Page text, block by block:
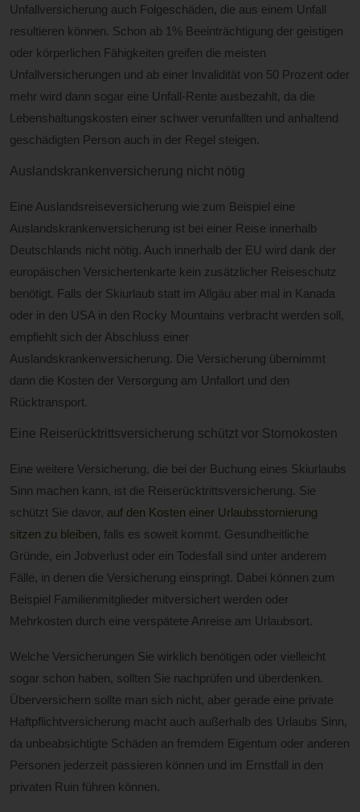
Unfallversicherung auch Folgeschäden, die aus einem Unfall
resultieren können. Schon ab 1% Beeinträchtigung der geistigen
oder körperlichen Fähigkeiten greifen die meisten
Unfallversicherungen und ab einer Invalidität von 50 Prozent oder
mehr wird dann sogar eine Unfall-Rente ausbezahlt, da die
Lebenshaltungskosten einer schwer verunfallten und anhaltend
geschädigten Person auch in der Regel steigen.
Auslandskrankenversicherung nicht nötig
Eine Auslandsreiseversicherung wie zum Beispiel eine
Auslandskrankenversicherung ist bei einer Reise innerhalb
Deutschlands nicht nötig. Auch innerhalb der EU wird dank der
europäischen Versichertenkarte kein zusätzlicher Reiseschutz
benötigt. Falls der Skiurlaub statt im Allgäu aber mal in Kanada
oder in den USA in den Rocky Mountains verbracht werden soll,
empfiehlt sich der Abschluss einer
Auslandskrankenversicherung. Die Versicherung übernimmt
dann die Kosten der Versorgung am Unfallort und den
Rücktransport.
Eine Reiserücktrittsversicherung schützt vor Stornokosten
Eine weitere Versicherung, die bei der Buchung eines Skiurlaubs
Sinn machen kann, ist die Reiserücktrittsversicherung. Sie
schützt Sie davor, auf den Kosten einer Urlaubsstornierung
sitzen zu bleiben, falls es soweit kommt. Gesundheitliche
Gründe, ein Jobverlust oder ein Todesfall sind unter anderem
Fälle, in denen die Versicherung einspringt. Dabei können zum
Beispiel Familienmitglieder mitversichert werden oder
Mehrkosten durch eine verspätete Anreise am Urlaubsort.
Welche Versicherungen Sie wirklich benötigen oder vielleicht
sogar schon haben, sollten Sie nachprüfen und überdenken.
Überversichern sollte man sich nicht, aber gerade eine private
Haftpflichtversicherung macht auch außerhalb des Urlaubs Sinn,
da unbeabsichtigte Schäden an fremdem Eigentum oder anderen
Personen jederzeit passieren können und im Ernstfall in den
privaten Ruin führen können.